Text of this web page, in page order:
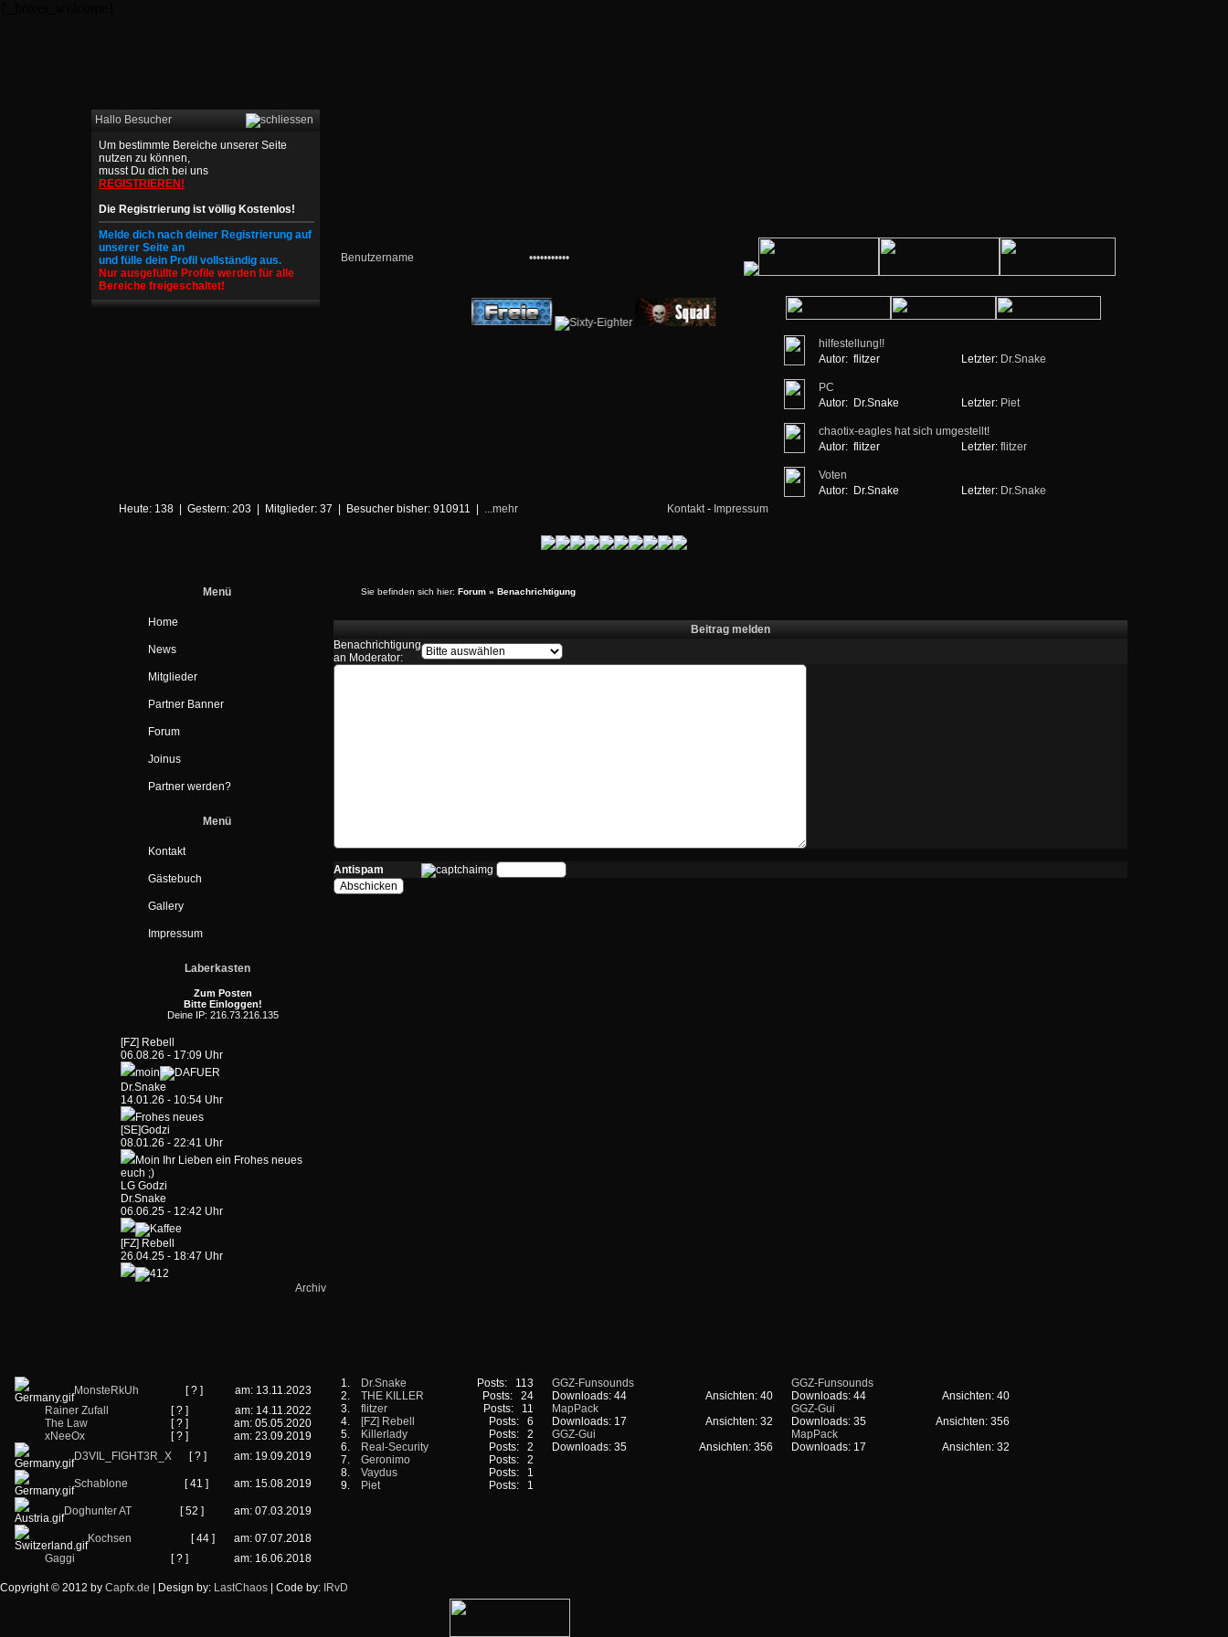
Hallo Besucher
Um bestimmte Bereiche unserer Seite
nutzen zu können,
musst Du dich bei uns
REGISTRIEREN!
Die Registrierung ist völlig Kostenlos!
Melde dich nach deiner Registrierung auf
unserer Seite an
und fülle dein Profil vollständig aus.
Nur ausgefüllte Profile werden für alle
Bereiche freigeschaltet!
Heute: 138 | Gestern: 203 | Mitglieder: 37 | Besucher bisher: 910911 | ...mehr Kontakt- Impressum
hilfestellung!!
Autor: flitzer Letzter: Dr.Snake
PC
Autor: Dr.Snake Letzter: Piet
chaotix-eagles hat sich umgestellt!
Autor: flitzer Letzter: flitzer
Voten
Autor: Dr.Snake Letzter: Dr.Snake
Menü
Home
News
Mitglieder
Partner Banner
Forum
Joinus
Partner werden?
Menü
Kontakt
Gästebuch
Gallery
Impressum
Laberkasten
Zum Posten
Bitte Einloggen!
Deine IP: 216.73.216.135
[FZ] Rebell
06.08.26 - 17:09 Uhr
moin
Dr.Snake
14.01.26 - 10:54 Uhr
Frohes neues
[SE]Godzi
08.01.26 - 22:41 Uhr
Moin Ihr Lieben ein Frohes neues
euch ;)
LG Godzi
Dr.Snake
06.06.25 - 12:42 Uhr
[FZ] Rebell
26.04.25 - 18:47 Uhr
Archiv
Sie befinden sich hier: Forum » Benachrichtigung
Beitrag melden
Benachrichtigung
an Moderator:
Antispam
MonsteRkUh [ ? ]
am: 13.11.2023
Rainer Zufall
[ ? ]
am: 14.11.2022
The Law
[ ? ]
am: 05.05.2020
xNeeOx
[ ? ]
am: 23.09.2019
D3VIL_FIGHT3R_X
[ ? ] am: 19.09.2019
Schablone [ 41 ] am: 15.08.2019
Doghunter AT [ 52 ] am: 07.03.2019
Kochsen [ 44 ]
am: 07.07.2018
Gaggi
[ ? ] am: 16.06.2018
1. Dr.Snake
Posts: 113
2.
THE KILLER
Posts: 24
3.
flitzer
Posts: 11
4.
[FZ] Rebell
Posts: 6
5.
Killerlady
Posts: 2
6.
Real-Security
Posts: 2
7.
Geronimo
Posts: 2
8.
Vaydus
Posts: 1
9.
Piet Posts: 1
GGZ-Funsounds
Downloads: 44
Ansichten: 40
MapPack
Downloads: 17
Ansichten: 32
GGZ-Gui
Downloads: 35
Ansichten: 356
GGZ-Funsounds
Downloads: 44
Ansichten: 40
GGZ-Gui
Downloads: 35
Ansichten: 356
MapPack
Downloads: 17
Ansichten: 32
Copyright © 2012 by Capfx.de | Design by: LastChaos | Code by: IRvD